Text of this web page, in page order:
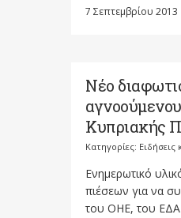
7 Σεπτεμβρίου 2013
Νέο
Κυπριακής
Κατηγορίες: Ειδήσεις
Ενημερωτικό
πιέσεων για να
του ΟΗΕ, του